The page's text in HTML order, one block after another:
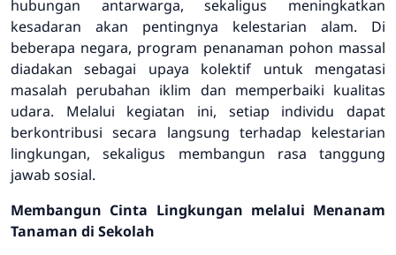
hubungan antarwarga, sekaligus meningkatkan
kesadaran akan pentingnya kelestarian alam. Di
beberapa negara, program penanaman pohon massal
diadakan sebagai upaya kolektif untuk mengatasi
masalah perubahan iklim dan memperbaiki kualitas
udara. Melalui kegiatan ini, setiap individu dapat
berkontribusi secara langsung terhadap kelestarian
lingkungan, sekaligus membangun rasa tanggung
jawab sosial.
Membangun Cinta Lingkungan melalui Menanam
Tanaman di Sekolah